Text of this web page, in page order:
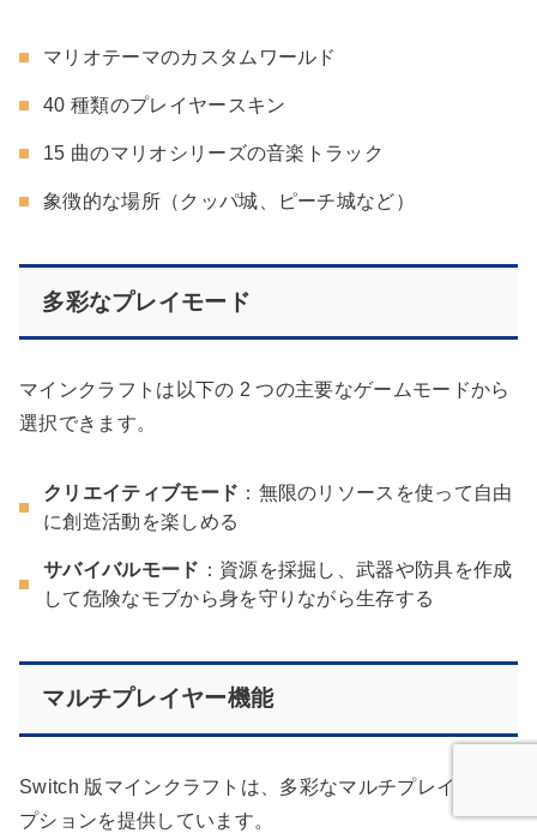
マリオテーマのカスタムワールド
40 種類のプレイヤースキン
15 曲のマリオシリーズの音楽トラック
象徴的な場所（クッパ城、ピーチ城など）
多彩なプレイモード
マインクラフトは以下の 2 つの主要なゲームモードから
選択できます。
クリエイティブモード ：無限のリソースを使って自由
に創造活動を楽しめる
サバイバルモード ：資源を採掘し、武器や防具を作成
して危険なモブから身を守りながら生存する
マルチプレイヤー機能
Switch 版マインクラフトは、多彩なマルチプレイヤーオ
プションを提供しています。